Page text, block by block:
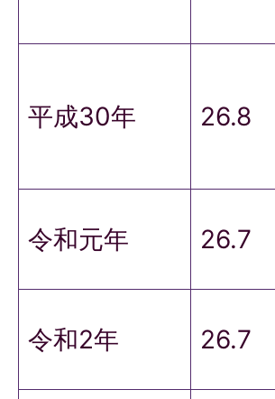
平成30年 26.8
令和元年 26.7
令和2年 26.7